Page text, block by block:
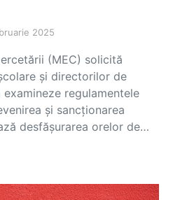
2025
(MEC) solicită
și directorilor de
regulamentele
și sancționarea
desfășurarea orelor de…